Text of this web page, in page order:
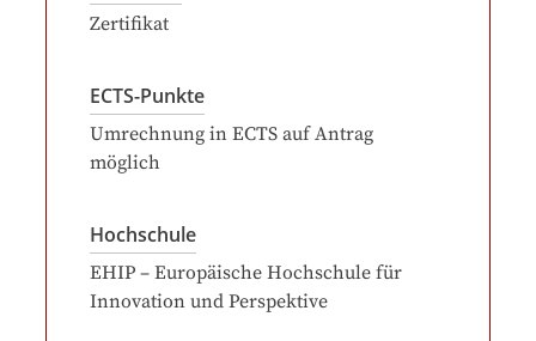
Zertifikat
ECTS-Punkte
Umrechnung in ECTS auf Antrag
möglich
Hochschule
EHIP – Europäische Hochschule für
Innovation und Perspektive